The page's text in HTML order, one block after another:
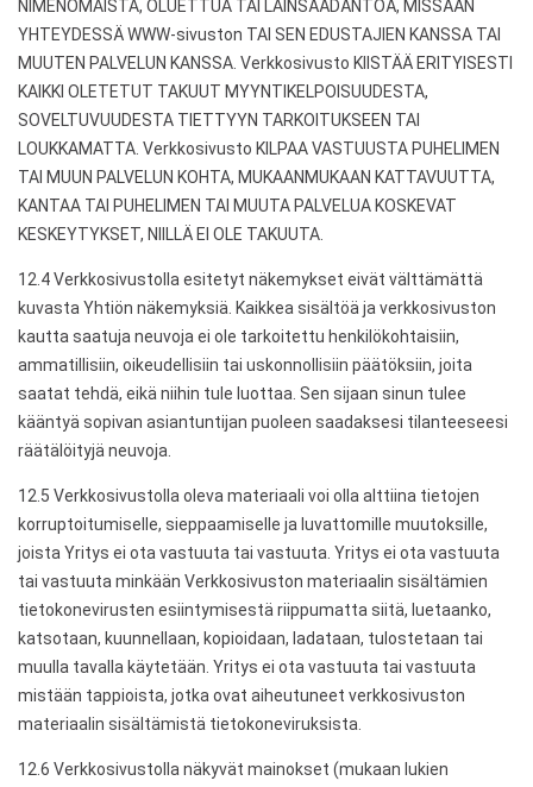
NIMENOMAISTA, OLUETTUA TAI LAINSÄÄDÄNTÖÄ, MISSÄÄN
YHTEYDESSÄ WWW-sivuston TAI SEN EDUSTAJIEN KANSSA TAI
MUUTEN PALVELUN KANSSA. Verkkosivusto KIISTÄÄ ERITYISESTI
KAIKKI OLETETUT TAKUUT MYYNTIKELPOISUUDESTA,
SOVELTUVUUDESTA TIETTYYN TARKOITUKSEEN TAI
LOUKKAMATTA. Verkkosivusto KILPAA VASTUUSTA PUHELIMEN
TAI MUUN PALVELUN KOHTA, MUKAANMUKAAN KATTAVUUTTA,
KANTAA TAI PUHELIMEN TAI MUUTA PALVELUA KOSKEVAT
KESKEYTYKSET, NIILLÄ EI OLE TAKUUTA.
12.4 Verkkosivustolla esitetyt näkemykset eivät välttämättä
kuvasta Yhtiön näkemyksiä. Kaikkea sisältöä ja verkkosivuston
kautta saatuja neuvoja ei ole tarkoitettu henkilökohtaisiin,
ammatillisiin, oikeudellisiin tai uskonnollisiin päätöksiin, joita
saatat tehdä, eikä niihin tule luottaa. Sen sijaan sinun tulee
kääntyä sopivan asiantuntijan puoleen saadaksesi tilanteeseesi
räätälöityjä neuvoja.
12.5 Verkkosivustolla oleva materiaali voi olla alttiina tietojen
korruptoitumiselle, sieppaamiselle ja luvattomille muutoksille,
joista Yritys ei ota vastuuta tai vastuuta. Yritys ei ota vastuuta
tai vastuuta minkään Verkkosivuston materiaalin sisältämien
tietokonevirusten esiintymisestä riippumatta siitä, luetaanko,
katsotaan, kuunnellaan, kopioidaan, ladataan, tulostetaan tai
muulla tavalla käytetään. Yritys ei ota vastuuta tai vastuuta
mistään tappioista, jotka ovat aiheutuneet verkkosivuston
materiaalin sisältämistä tietokoneviruksista.
12.6 Verkkosivustolla näkyvät mainokset (mukaan lukien